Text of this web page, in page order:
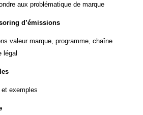
aux problématique de marque
d’émissions
valeur marque, programme, chaîne
légal
et exemples